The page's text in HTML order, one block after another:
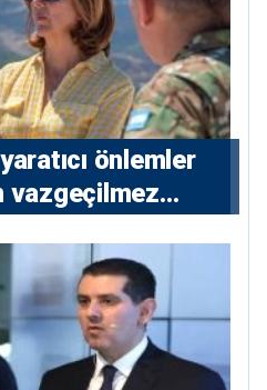
önlemler
vazgeçilmez